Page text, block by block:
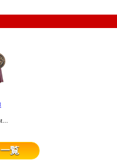
California Costumes
覧